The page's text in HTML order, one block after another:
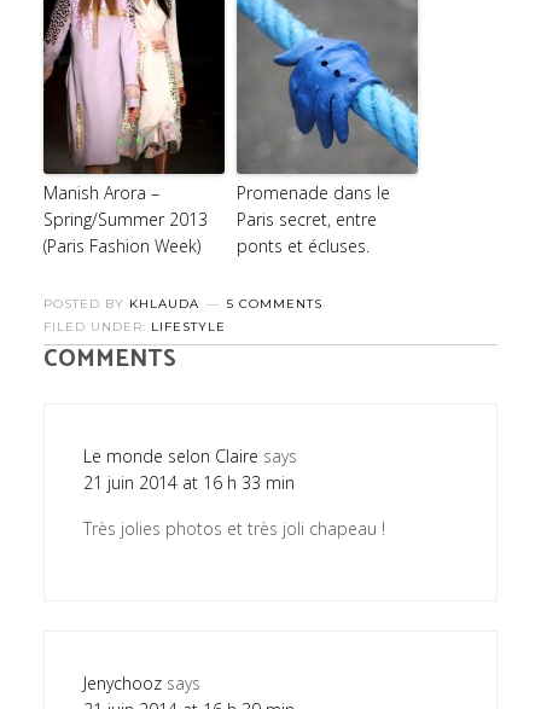
Manish Arora –
Spring/Summer 2013
(Paris Fashion Week)
Promenade dans le
Paris secret, entre
ponts et écluses.
POSTED BY KHLAUDA
5 COMMENTS
FILED UNDER: LIFESTYLE
COMMENTS
Le monde selon Claire says
21 juin 2014 at 16 h 33 min
Très jolies photos et très joli chapeau !
Jenychooz says